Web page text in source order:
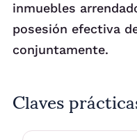
inmuebles
posesión efectiva
conjuntamente.
Claves